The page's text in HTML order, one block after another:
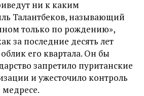
ни к каким
Талантбеков, называющий
только по рождению»,
за последние десять лет
его квартала. Он бы
запретило пуританские
и ужесточило контроль
медресе.